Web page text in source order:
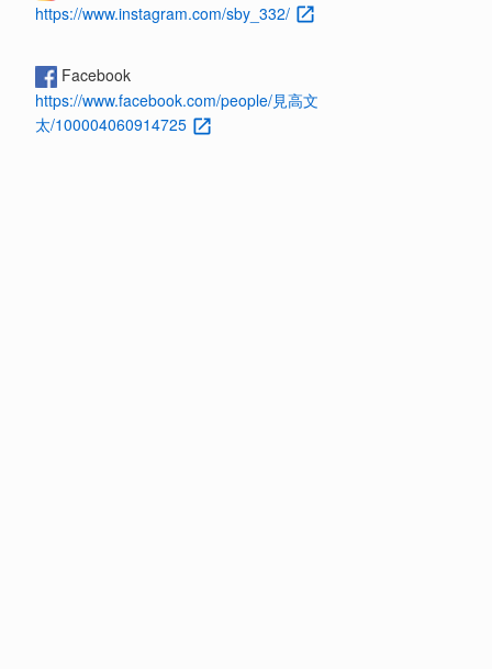
https://www.instagram.com/sby_332/
Facebook
https://www.facebook.com/people/見高文
太/100004060914725